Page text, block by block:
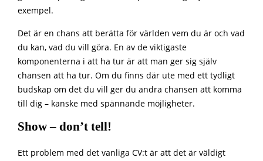
exempel.
Det är en chans att berätta för världen vem du är och vad
du kan, vad du vill göra. En av de viktigaste
komponenterna i att ha tur är att man ger sig själv
chansen att ha tur. Om du finns där ute med ett tydligt
budskap om det du vill ger du andra chansen att komma
till dig – kanske med spännande möjligheter.
Show – don’t tell!
Ett problem med det vanliga CV:t är att det är väldigt